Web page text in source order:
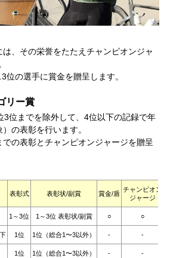
、その栄誉をたたえチャンピオンジャ
位の選手に賞金を贈呈します。
リー賞
3位までを除外して、4位以下の記録で年
の表彰を行います。
の表彰とチャンピオンジャージを贈呈
表彰式 表彰状/副賞 賞金/盾
チャンピオン
ジャージ
1～3位 1～3位 表彰状/副賞 ○ ○
1位 1位（総合1〜3以外） - -
1位 1位（総合1〜3以外） - -